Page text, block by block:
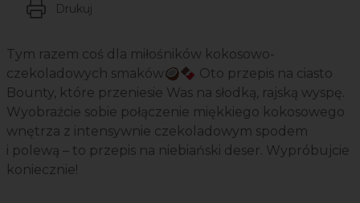
Drukuj
Tym razem coś dla miłośników kokosowo-
czekoladowych smaków🥥🍫 Oto przepis na ciasto
Bounty, które przeniesie Was na słodką, rajską wyspę.
Wyobraźcie sobie połączenie miękkiego kokosowego
wnętrza z intensywnie czekoladowym spodem
i polewą – to przepis na niebiański deser. Wypróbujcie
koniecznie!